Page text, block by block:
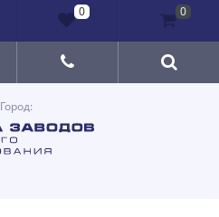
Город:
0 0